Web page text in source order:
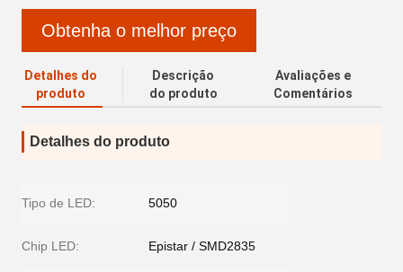
Obtenha o melhor preço
Detalhes do
produto
Descrição
do produto
Avaliações e
Comentários
Detalhes do produto
Tipo de LED: 5050
Chip LED: Epistar / SMD2835